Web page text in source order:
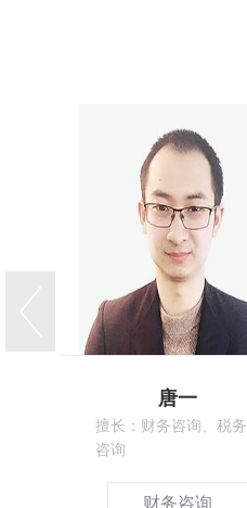
唐一
擅长：财务咨询、税务
咨询
财务咨询